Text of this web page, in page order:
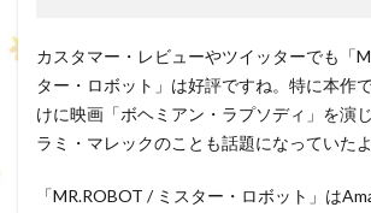
カスタマー・レビューやツイッターでも「
ター・ロボット」は好評ですね。特に本作
けに映画「ボヘミアン・ラプソディ」を演
ラミ・マレックのことも話題になっていたよ
「MR.ROBOT / ミスター・ロボット」は